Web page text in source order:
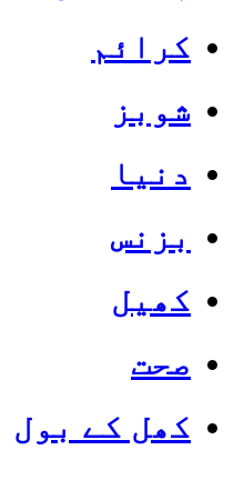
کرائم
شوبز
دنیا
بزنس
کھیل
صحت
کھل کے بول